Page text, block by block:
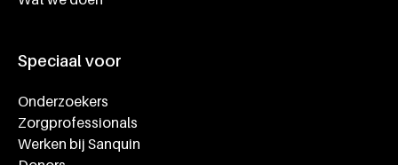
Speciaal voor
Onderzoekers
Zorgprofessionals
Werken bij Sanquin